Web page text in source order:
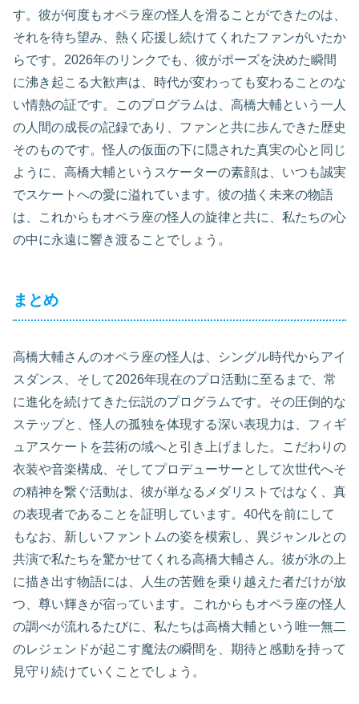
す。彼が何度もオペラ座の怪人を滑ることができたのは、
それを待ち望み、熱く応援し続けてくれたファンがいたか
らです。2026年のリンクでも、彼がポーズを決めた瞬間
に沸き起こる大歓声は、時代が変わっても変わることのな
い情熱の証です。このプログラムは、高橋大輔という一人
の人間の成長の記録であり、ファンと共に歩んできた歴史
そのものです。怪人の仮面の下に隠された真実の心と同じ
ように、高橋大輔というスケーターの素顔は、いつも誠実
でスケートへの愛に溢れています。彼の描く未来の物語
は、これからもオペラ座の怪人の旋律と共に、私たちの心
の中に永遠に響き渡ることでしょう。
まとめ
高橋大輔さんのオペラ座の怪人は、シングル時代からアイ
スダンス、そして2026年現在のプロ活動に至るまで、常
に進化を続けてきた伝説のプログラムです。その圧倒的な
ステップと、怪人の孤独を体現する深い表現力は、フィギ
ュアスケートを芸術の域へと引き上げました。こだわりの
衣装や音楽構成、そしてプロデューサーとして次世代へそ
の精神を繋ぐ活動は、彼が単なるメダリストではなく、真
の表現者であることを証明しています。40代を前にして
もなお、新しいファントムの姿を模索し、異ジャンルとの
共演で私たちを驚かせてくれる高橋大輔さん。彼が氷の上
に描き出す物語には、人生の苦難を乗り越えた者だけが放
つ、尊い輝きが宿っています。これからもオペラ座の怪人
の調べが流れるたびに、私たちは高橋大輔という唯一無二
のレジェンドが起こす魔法の瞬間を、期待と感動を持って
見守り続けていくことでしょう。